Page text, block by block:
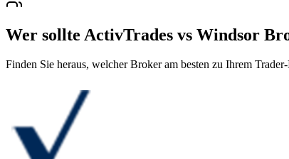
Wer sollte ActivTrades vs Windsor
Finden Sie heraus, welcher Broker am besten zu Ihrem